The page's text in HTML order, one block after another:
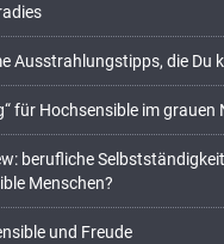
Ausstrahlungstipps, die Du
für Hochsensible im grauen
berufliche
Menschen?
und Freude